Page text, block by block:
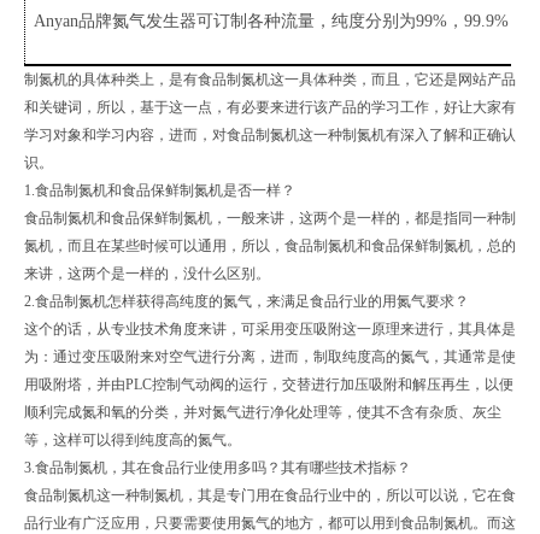
Anyan品牌氮气发生器可订制各种流量，纯度分别为99%，99.9%，
制氮机的具体种类上，是有食品制氮机这一具体种类，而且，它还是网站产品
和关键词，所以，基于这一点，有必要来进行该产品的学习工作，好让大家有
学习对象和学习内容，进而，对食品制氮机这一种制氮机有深入了解和正确认
识。
1.食品制氮机和食品保鲜制氮机是否一样？
食品制氮机和食品保鲜制氮机，一般来讲，这两个是一样的，都是指同一种制
氮机，而且在某些时候可以通用，所以，食品制氮机和食品保鲜制氮机，总的
来讲，这两个是一样的，没什么区别。
2.食品制氮机怎样获得高纯度的氮气，来满足食品行业的用氮气要求？
这个的话，从专业技术角度来讲，可采用变压吸附这一原理来进行，其具体是
为：通过变压吸附来对空气进行分离，进而，制取纯度高的氮气，其通常是使
用吸附塔，并由PLC控制气动阀的运行，交替进行加压吸附和解压再生，以便
顺利完成氮和氧的分类，并对氮气进行净化处理等，使其不含有杂质、灰尘
等，这样可以得到纯度高的氮气。
3.食品制氮机，其在食品行业使用多吗？其有哪些技术指标？
食品制氮机这一种制氮机，其是专门用在食品行业中的，所以可以说，它在食
品行业有广泛应用，只要需要使用氮气的地方，都可以用到食品制氮机。而这